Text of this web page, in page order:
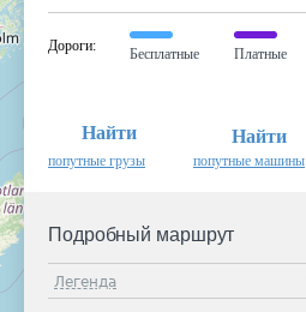
Дороги:
Бесплатные Платные
Найти
попутные грузы
Найти
попутные машины
Подробный маршрут
Легенда